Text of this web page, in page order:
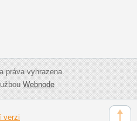
práva vyhrazena.
Webnode
verzi